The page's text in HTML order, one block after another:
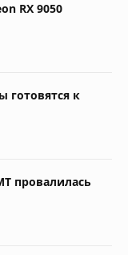
RX 9050
готовятся к
провалилась